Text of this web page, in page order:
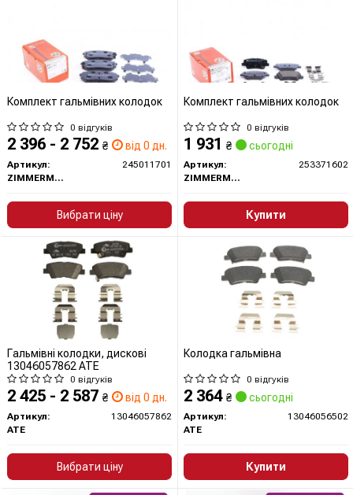
Комплект гальмівних колодок
0 відгуків
2 396 - 2 752 ₴ від 0 дн.
Артикул:
245011701
ZIMMERMANN
Вибрати ціну
Комплект гальмівних колодок
0 відгуків
1 931 ₴ сьогодні
Артикул:
253371602
ZIMMERMANN
Купити
Гальмівні колодки, дискові
13046057862 ATE
0 відгуків
2 425 - 2 587 ₴ від 0 дн.
Артикул:
13046057862
ATE
Вибрати ціну
Колодка гальмівна
0 відгуків
2 364 ₴ сьогодні
Артикул:
13046056502
ATE
Купити